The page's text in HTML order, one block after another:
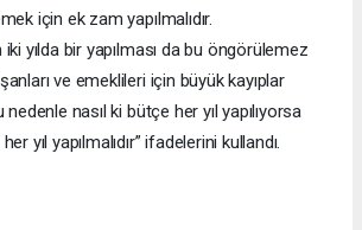
için ek zam yapılmalıdır.
yılda bir yapılması da bu öngörülemez
ve emeklileri için büyük kayıplar
nasıl ki bütçe her yıl yapılıyorsa
yıl yapılmalıdır” ifadelerini kullandı.